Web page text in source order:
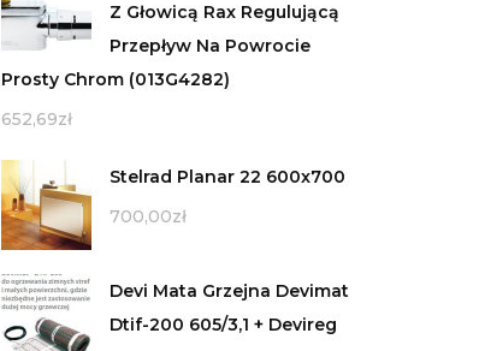
Z Głowicą Rax Regulującą
Przepływ Na Powrocie
Prosty Chrom (013G4282)
652,69zł
Stelrad Planar 22 600x700
700,00zł
Devi Mata Grzejna Devimat
Dtif-200 605/3,1 + Devireg